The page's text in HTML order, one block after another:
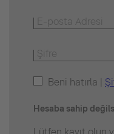
Beni hatırla |
Hesaba sahip
Lütfen kayıt olun